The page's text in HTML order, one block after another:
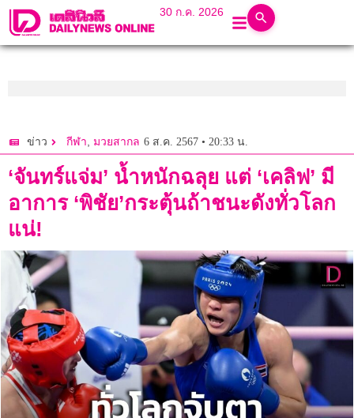
30 ก.ค. 2026
ข่าว กีฬา, มวยสากล 6 ส.ค. 2567 • 20:33 น.
‘จันทร์แจ่ม’ น้ำหนักฉลุย แต่ ‘เคลิฟ’ มี
อาการ ‘พิชัย’กระตุ้นถ้าชนะดังทั่วโลก
แน่!